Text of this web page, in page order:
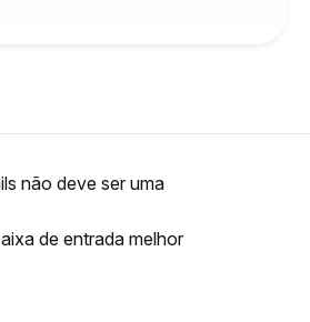
não deve ser uma
de entrada melhor